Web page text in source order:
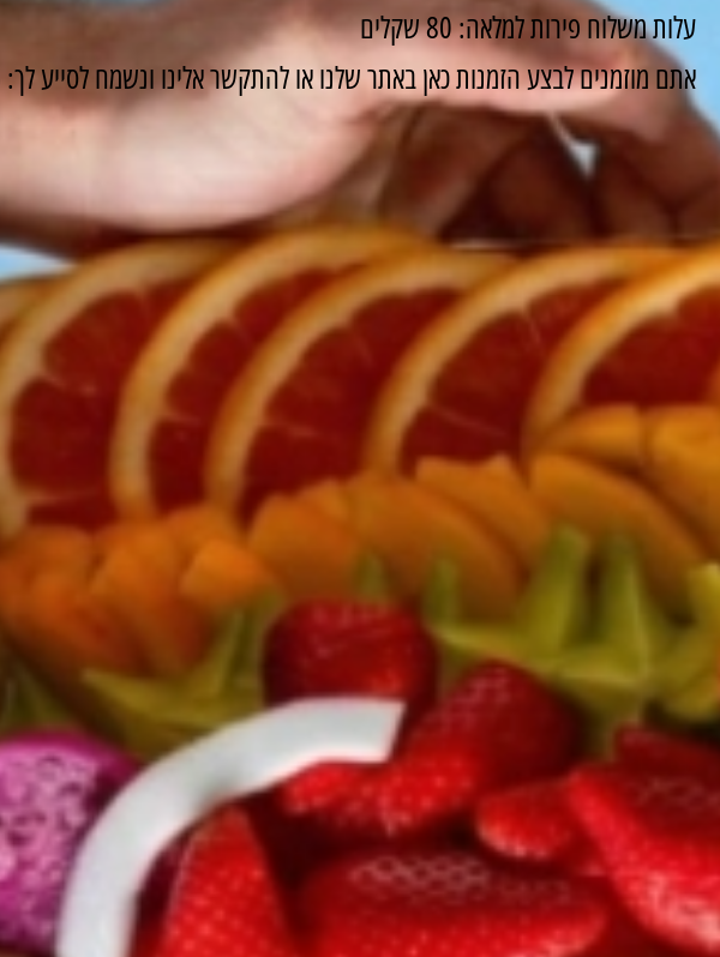
עלות משלוח פירות למלאה: 80 שקלים
אתם מוזמנים לבצע הזמנות כאן באתר שלנו או להתקשר אלינו ונשמח לסייע לך: 03-6565-055